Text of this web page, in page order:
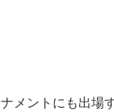
メントにも出場